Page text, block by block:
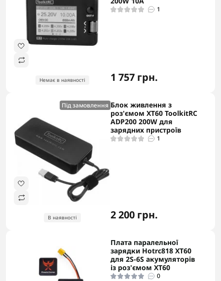
Немає в наявності
1
1 757 грн.
Під замовлення
В наявності
Блок живлення з
роз'ємом ХТ60 ToolkitRC
ADP200 200W для
зарядних пристроїв
1
2 200 грн.
Плата паралельної
зарядки Hotrc818 XT60
для 2S-6S акумуляторів
із роз'ємом XT60
0